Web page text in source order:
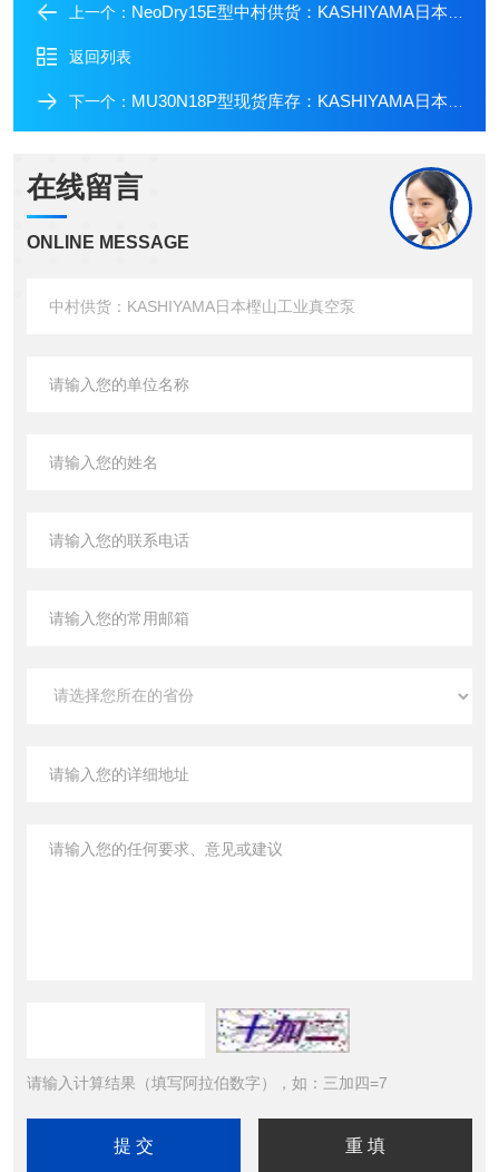
上一个： NeoDry15E型中村供货：KASHIYAMA日本樫山工业真空泵
返回列表
下一个： MU30N18P型现货库存：KASHIYAMA日本樫山工业真空泵
在线留言
ONLINE MESSAGE
请输入计算结果（填写阿拉伯数字），如：三加四=7